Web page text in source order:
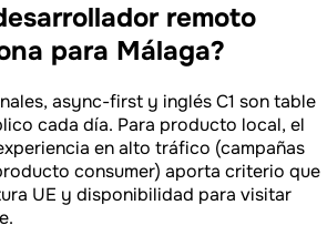
remoto
para Málaga?
async-first y inglés C1 son table
cada día. Para producto local, el
en alto tráfico (campañas
consumer) aporta criterio que
UE y disponibilidad para visitar